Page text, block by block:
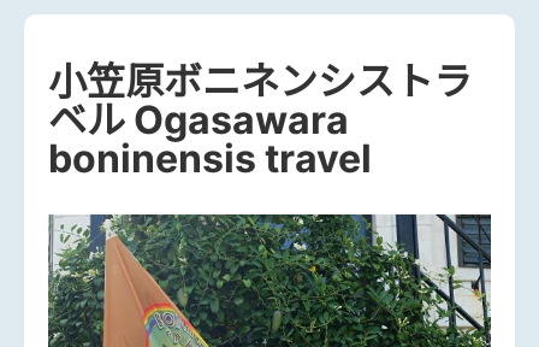
小笠原ボニネンシストラ
ベル Ogasawara
boninensis travel